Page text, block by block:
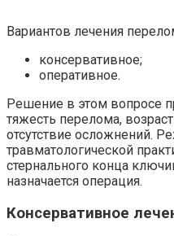
Вариантов лечения
консервативное;
оперативное.
Решение в этом вопросе
тяжесть перелома,
отсутствие осложнений.
травматологической
стернального конца
назначается операция.
Консервативное